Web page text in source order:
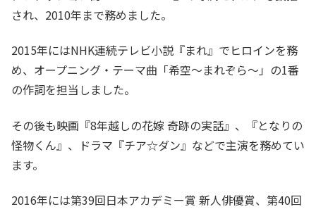
され、2010年まで務めました。
2015年にはNHK連続テレビ小説『まれ』でヒロインを務
め、オープニング・テーマ曲「希空〜まれぞら〜」の1番
の作詞を担当しました。
その後も映画『8年越しの花嫁 奇跡の実話』、『となりの
怪物くん』、ドラマ『チア☆ダン』などで主演を務めてい
ます。
2016年には第39回日本アカデミー賞 新人俳優賞、第40回